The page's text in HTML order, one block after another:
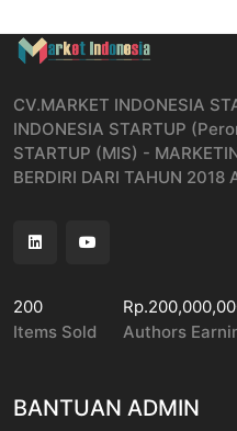
CV.MARKET INDONESIA
INDONESIA STARTUP
STARTUP (MIS) -
BERDIRI DARI TAHUN 2018
200
Items Sold
Authors
BANTUAN ADMIN